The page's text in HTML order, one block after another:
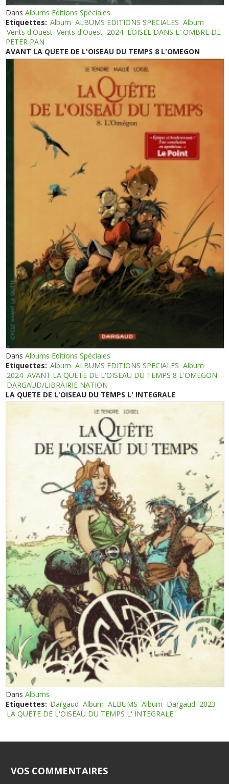
DansAlbums Editions Spéciales
Etiquettes: Album ALBUMS EDITIONS SPECIALES Album
Vents d'Ouest Vents d'Ouest 2024 LOISEL DANS L' OMBRE DE
PETER PAN
AVANT LA QUETE DE L'OISEAU DU TEMPS 8 L'OMEGON
DansAlbums Editions Spéciales
Etiquettes: Album ALBUMS EDITIONS SPECIALES Album
2024 AVANT LA QUETE DE L'OISEAU DU TEMPS 8 L'OMEGON
DARGAUD/LIBRAIRIE NATION
LA QUETE DE L'OISEAU DU TEMPS L' INTEGRALE
DansAlbums
Etiquettes: Dargaud Album ALBUMS Album Dargaud 2023
LA QUETE DE L'OISEAU DU TEMPS L' INTEGRALE
VOS COMMENTAIRES